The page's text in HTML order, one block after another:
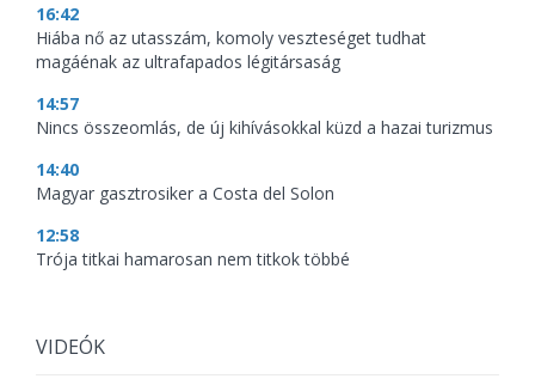
16:42
Hiába nő az utasszám, komoly veszteséget tudhat
magáénak az ultrafapados légitársaság
14:57
Nincs összeomlás, de új kihívásokkal küzd a hazai turizmus
14:40
Magyar gasztrosiker a Costa del Solon
12:58
Trója titkai hamarosan nem titkok többé
VIDEÓK